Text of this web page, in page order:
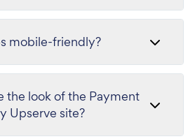
mobile-friendly?
the look of the Payment
Upserve site?